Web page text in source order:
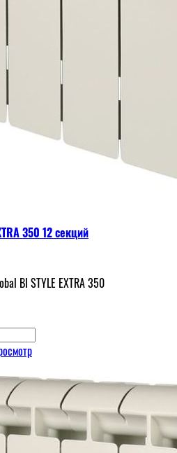
350 12 секций
BI STYLE EXTRA 350